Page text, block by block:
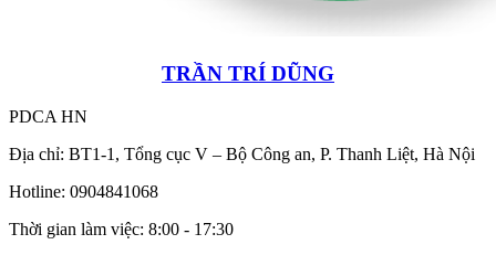
TRẦN TRÍ DŨNG
PDCA HN
Địa chỉ: BT1-1, Tổng cục V – Bộ Công an, P. Thanh Liệt, Hà Nội
Hotline: 0904841068
Thời gian làm việc: 8:00 - 17:30